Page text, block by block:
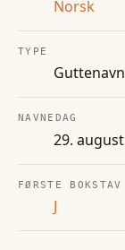
Norsk
TYPE
Guttenavn
NAVNEDAG
29. august
FØRSTE BOKSTAV
J